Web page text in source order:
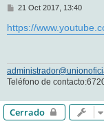
M
n
s
21 Oct 2017, 13:40
https://
Teléfono de
Cerrado